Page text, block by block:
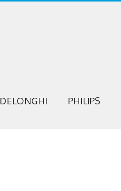
DELONGHI PHILIPS